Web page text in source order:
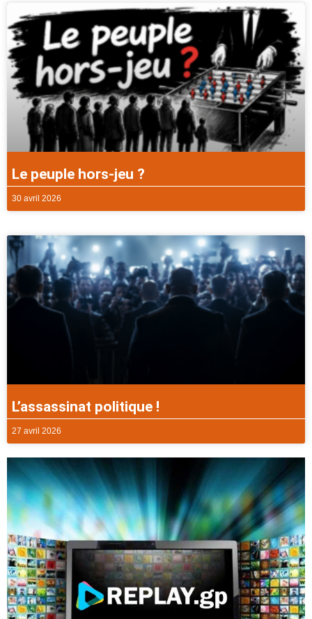
Le peuple hors-jeu ?
30 avril 2026
L’assassinat politique !
27 avril 2026